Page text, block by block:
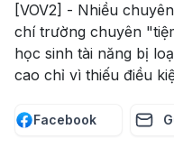
[VOV2] - Nhiều
chí trường chuyên
học sinh tài năng bị
cao chỉ vì thiếu điều
Facebook